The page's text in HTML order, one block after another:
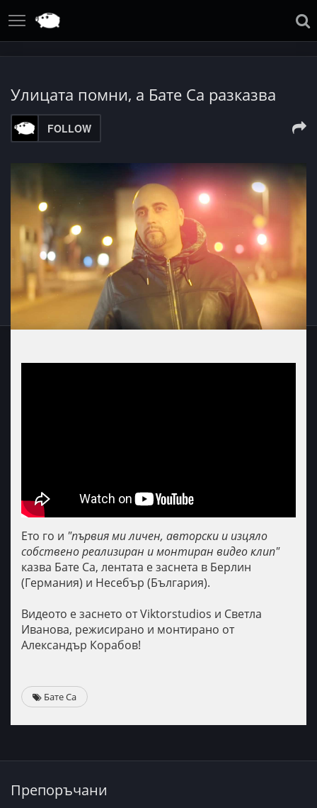
Улицата помни, a Бате Са разказва
FOLLOW
Ето го и "първия ми личен, авторски и изцяло
собствено реализиран и монтиран видео клип"
казва Бате Са, лентата е заснета в Берлин
(Германия) и Несебър (България).
Видеото е заснето от Viktorstudios и Светла
Иванова, режисирано и монтирано от
Александър Корабов!
Бате Са
Препоръчани